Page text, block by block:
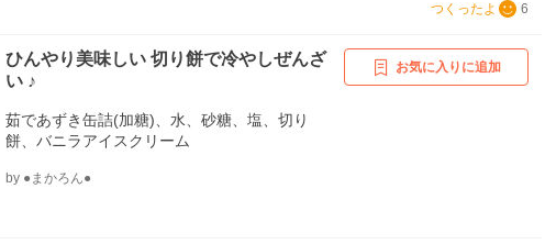
つくったよ 6
ひんやり美味しい 切り餅で冷やしぜんざ
い ♪
茹であずき缶詰(加糖)、水、砂糖、塩、切り
餅、バニラアイスクリーム
by ●まかろん●
お気に入りに追加